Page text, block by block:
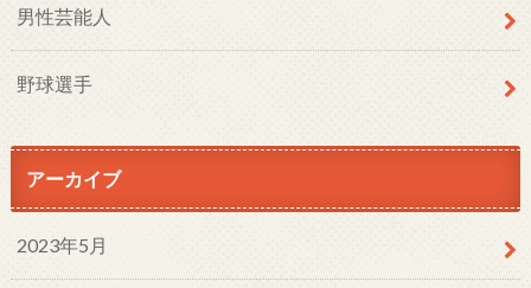
男性芸能人
野球選手
アーカイブ
2023年5月